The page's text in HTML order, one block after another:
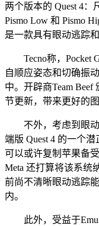
两个版本的 Quest 4：
Pismo Low 和 Pismo
是一款具有眼动逃踪
Tecno称，Pocket
自顺应姿态和切确振
中。开辟商Team
节更新，带来更好的
不外，考虑到眼动
端版 Quest 4 的一个
可以或许复制苹果备
Meta 还打算将该系统
前尚不清晰眼动逃踪
内。
此外，受益于Emu3